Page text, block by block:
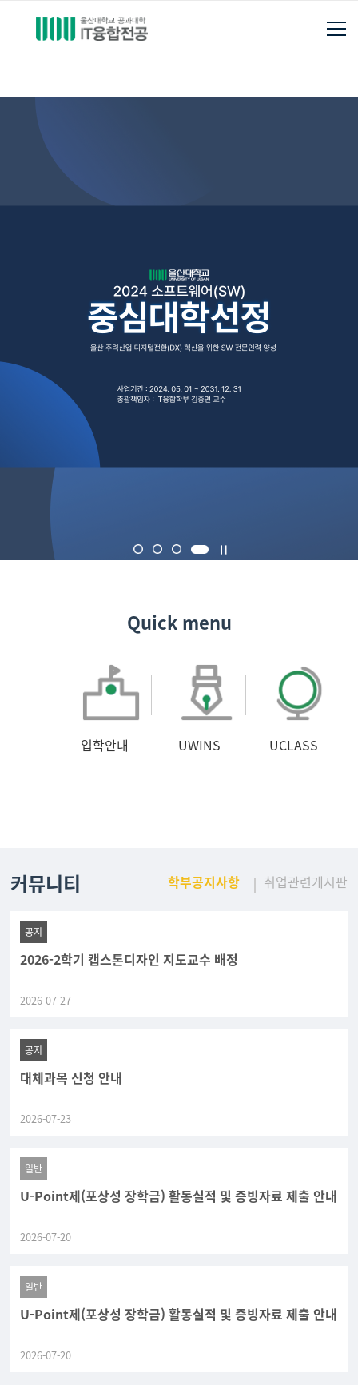
Quick menu
입학안내 UWINS UCLASS
커뮤니티 학부공지사항 취업관련게시판
공지
2026-2학기 캡스톤디자인 지도교수 배정
2026-07-27
공지
대체과목 신청 안내
2026-07-23
일반
U-Point제(포상성 장학금) 활동실적 및 증빙자료 제출 안내
2026-07-20
일반
U-Point제(포상성 장학금) 활동실적 및 증빙자료 제출 안내
2026-07-20